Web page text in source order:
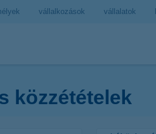
vállalkozások vállalatok
közzétételek